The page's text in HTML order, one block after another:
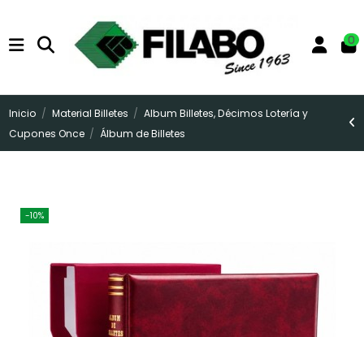
0
Inicio Material Billetes
Album Billetes, Décimos Lotería y
Cupones Once
Álbum de Billetes
-10%